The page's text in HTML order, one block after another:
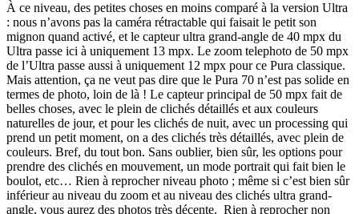
À ce niveau, des petites choses en moins comparé à la version Ultra
: nous n’avons pas la caméra rétractable qui faisait le petit son
mignon quand activé, et le capteur ultra grand-angle de 40 mpx du
Ultra passe ici à uniquement 13 mpx. Le zoom telephoto de 50 mpx
de l’Ultra passe aussi à uniquement 12 mpx pour ce Pura classique.
Mais attention, ça ne veut pas dire que le Pura 70 n’est pas solide en
termes de photo, loin de là ! Le capteur principal de 50 mpx fait de
belles choses, avec le plein de clichés détaillés et aux couleurs
naturelles de jour, et pour les clichés de nuit, avec un processing qui
prend un petit moment, on a des clichés très détaillés, avec plein de
couleurs. Bref, du tout bon. Sans oublier, bien sûr, les options pour
prendre des clichés en mouvement, un mode portrait qui fait bien le
boulot, etc… Rien à reprocher niveau photo ; même si c’est bien sûr
inférieur au niveau du zoom et au niveau des clichés ultra grand-
angle, vous aurez des photos très décente. Rien à reprocher non